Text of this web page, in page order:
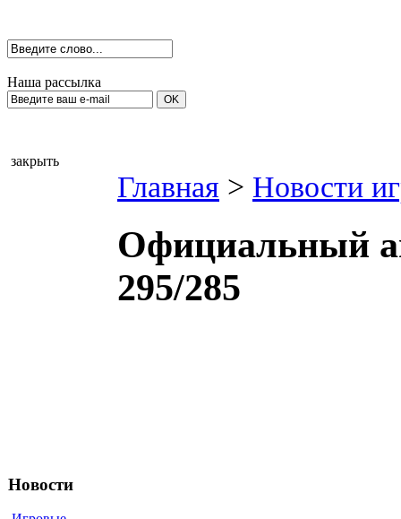
Наша рассылка
закрыть
Новости
Главная > Новости
Официальный
295/285